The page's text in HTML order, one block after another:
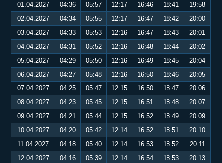
01.04.2027
04:36 05:57 12:17 16:46 18:41
19:58
02.04.2027
04:34 05:55 12:17 16:47 18:42
20:00
03.04.2027
04:33 05:53 12:16 16:47 18:43
20:01
04.04.2027
04:31 05:52 12:16 16:48 18:44
20:02
05.04.2027
04:29 05:50 12:16 16:49 18:45
20:04
06.04.2027
04:27 05:48 12:16 16:50 18:46
20:05
07.04.2027
04:25 05:47 12:15 16:50 18:47
20:06
08.04.2027
04:23 05:45 12:15 16:51 18:48
20:07
09.04.2027
04:21 05:44 12:15 16:52 18:49
20:09
10.04.2027
04:20 05:42 12:14 16:52 18:51
20:10
11.04.2027
04:18 05:40 12:14 16:53 18:52
20:11
12.04.2027
04:16 05:39 12:14 16:54 18:53 20:13